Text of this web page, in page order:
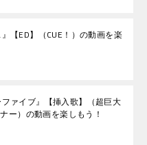
【ED】（CUE！）の動画を楽
ファイブ』【挿入歌】（超巨大
ー）の動画を楽しもう！